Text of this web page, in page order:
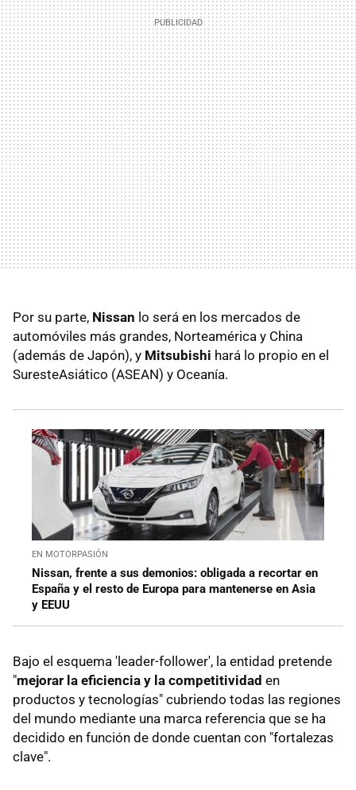
Por su parte, Nissan lo será en los mercados de
automóviles más grandes, Norteamérica y China
(además de Japón), y Mitsubishi hará lo propio en el
SuresteAsiático (ASEAN) y Oceanía.
EN MOTORPASIÓN
Nissan, frente a sus demonios: obligada a recortar en
España y el resto de Europa para mantenerse en Asia
y EEUU
Bajo el esquema 'leader-follower', la entidad pretende
"mejorar la eficiencia y la competitividad en
productos y tecnologías" cubriendo todas las regiones
del mundo mediante una marca referencia que se ha
decidido en función de donde cuentan con "fortalezas
clave".